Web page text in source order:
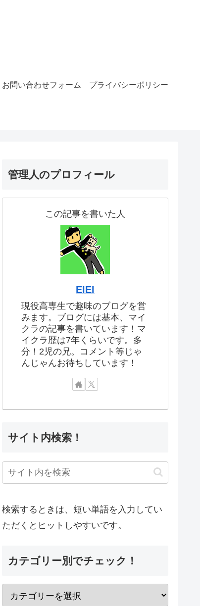
お問い合わせフォーム プライバシーポリシー
管理人のプロフィール
この記事を書いた人
EIEI
現役高専生で趣味のブログを営
みます。ブログには基本、マイ
クラの記事を書いています！マ
イクラ歴は7年くらいです。多
分！2児の兄。コメント等じゃ
んじゃんお待ちしています！
サイト内検索！
検索するときは、短い単語を入力してい
ただくとヒットしやすいです。
カテゴリー別でチェック！